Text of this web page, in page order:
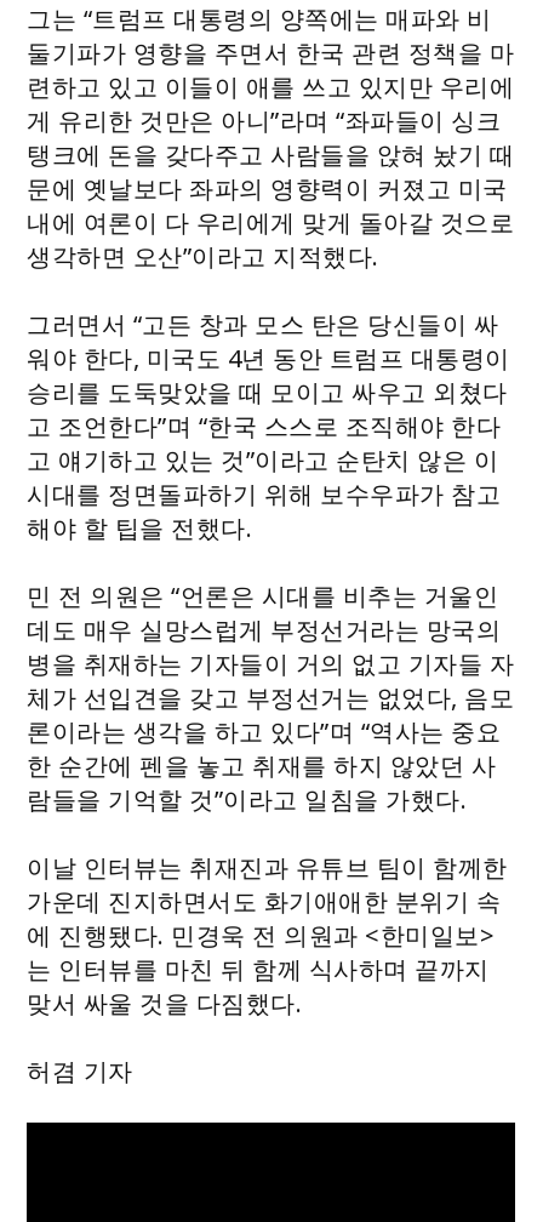
그는 “트럼프 대통령의 양쪽에는 매파와 비
둘기파가 영향을 주면서 한국 관련 정책을 마
련하고 있고 이들이 애를 쓰고 있지만 우리에
게 유리한 것만은 아니”라며 “좌파들이 싱크
탱크에 돈을 갖다주고 사람들을 앉혀 놨기 때
문에 옛날보다 좌파의 영향력이 커졌고 미국
내에 여론이 다 우리에게 맞게 돌아갈 것으로
생각하면 오산”이라고 지적했다.
그러면서 “고든 창과 모스 탄은 당신들이 싸
워야 한다, 미국도 4년 동안 트럼프 대통령이
승리를 도둑맞았을 때 모이고 싸우고 외쳤다
고 조언한다”며 “한국 스스로 조직해야 한다
고 얘기하고 있는 것”이라고 순탄치 않은 이
시대를 정면돌파하기 위해 보수우파가 참고
해야 할 팁을 전했다.
민 전 의원은 “언론은 시대를 비추는 거울인
데도 매우 실망스럽게 부정선거라는 망국의
병을 취재하는 기자들이 거의 없고 기자들 자
체가 선입견을 갖고 부정선거는 없었다, 음모
론이라는 생각을 하고 있다”며 “역사는 중요
한 순간에 펜을 놓고 취재를 하지 않았던 사
람들을 기억할 것”이라고 일침을 가했다.
이날 인터뷰는 취재진과 유튜브 팀이 함께한
가운데 진지하면서도 화기애애한 분위기 속
에 진행됐다. 민경욱 전 의원과 <한미일보>
는 인터뷰를 마친 뒤 함께 식사하며 끝까지
맞서 싸울 것을 다짐했다.
허겸 기자